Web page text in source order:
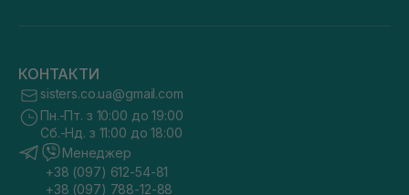
КОНТАКТИ
sisters.co.ua@gmail.com
Пн.-Пт. з 10:00 до 19:00
Сб.-Нд. з 11:00 до 18:00
Менеджер
+38 (097) 612-54-81
+38 (097) 788-12-88